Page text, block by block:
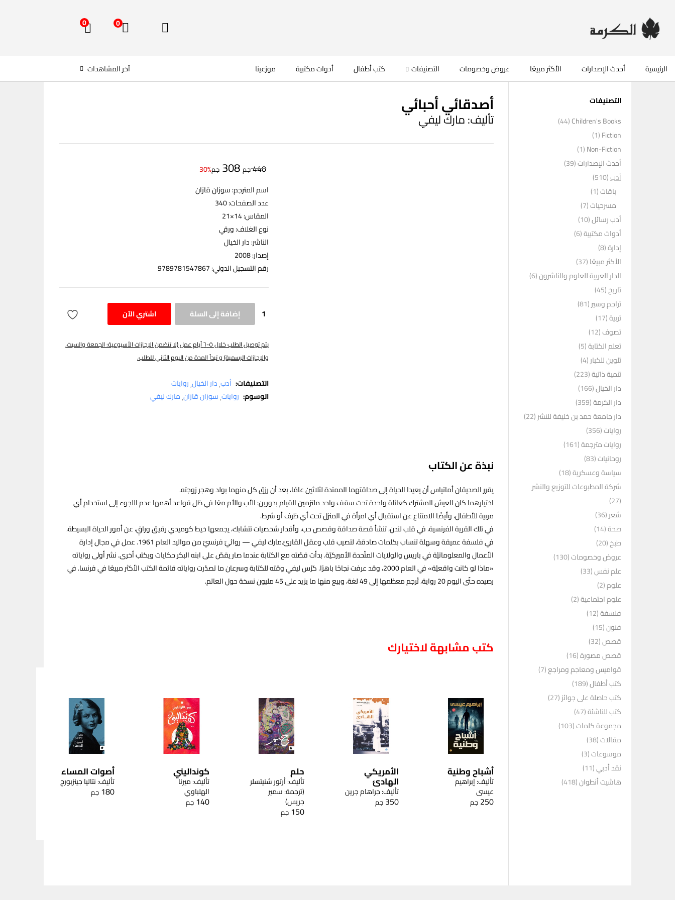
0
0
الرئيسية أحدث الإصدارات الأكثر مبيعًا عروض وخصومات التصنيفات كتب أطفال أدوات مكتبية موزعينا آخر المشاهدات
التصنيفات
Children's Books
(44)
Fiction
(1)
Non-Fiction
(1)
أحدث الإصدارات(39)
أدب(510)
باقات(1)
مسرحيات(7)
أدب رسائل(10)
أدوات مكتبية(6)
إدارة(8)
الأكثر مبيعًا(37)
الدار العربية للعلوم والناشرون(6)
تاريخ(45)
تراجم وسير(81)
تربية(17)
تصوف(12)
تعلم الكتابة(5)
تلوين للكبار(4)
تنمية ذاتية(223)
دار الخيال(166)
دار الكرمة(359)
دار جامعة حمد بن خليفة للنشر(22)
روايات(356)
روايات مترجمة(161)
روحانيات(83)
سياسة وعسكرية(18)
شركة المطبوعات للتوزيع والنشر
(27)
شعر(36)
صحة(14)
طبخ(20)
عروض وخصومات(130)
علم نفس(33)
علوم(2)
علوم اجتماعية(2)
فلسفة(12)
فنون(15)
قصص(32)
قصص مصورة(16)
قواميس ومعاجم ومراجع(7)
كتب أطفال(189)
كتب حاصلة على جوائز(27)
كتب للناشئة(47)
مجموعة كلمات(103)
مقالات(38)
موسوعات(3)
نقد أدبي(11)
هاشيت أنطوان(418)
أصدقائي أحبائي
تأليف: مارك ليفي
440جم 308 جم30%
اسم المترجم: سوزان قازان
عدد الصفحات: 340
المقاس: 14×21
نوع الغلاف: ورقي
الناشر: دار الخيال
إصدار: 2008
رقم التسجيل الدولي: 9789781547867
إضافة إلى السلة اشتري الآن
يتم توصيل الطلب خلال ٥-٦ أيام عمل (لا تتضمن الإجازات الأسبوعية: الجمعة والسبت،
والإجازات الرسمية) و تبدأ المدة من اليوم الثاني للطلب.
التصنيفات: أدب دار الخيال روايات
الوسوم: روايات سوزان قازان مارك ليفي
نبذة عن الكتاب
يقرر الصديقان أماتياس أن يعيدا الحياة إلى صداقتهما الممتدة لثلاثين عامًا، بعد أن رزق كل منهما بولد وهجر زوجته.
اختيارهما كان العيش المشترك كعائلة واحدة تحت سقف واحد ملتزمين القيام بدورين: الأب والأم معًا في ظل قواعد أهمها عدم اللجوء إلى استخدام أي
مربية للأطفال، وأيضًا الامتناع عن استقبال أي امرأة في المنزل تحت أي ظرف أو شرط.
في تلك القرية الفرنسية، في قلب لندن، تنشأ قصة صداقة وقصص حب، وأقدار شخصيات تتشابك، يجمعها خيط كوميدي رقيق وراقٍ، عن أمور الحياة البسيطة،
في فلسفة عميقة وسهلة تنساب بكلمات صادقة، لتصيب قلب وعقل القارئ.مارك ليفي — روائيّ فرنسيّ من مواليد العام 1961. عمل في مجال إدارة
الأعمال والمعلوماتيّة في باريس والولايات المتّحدة الأميركيّة. بدأت قصّته مع الكتابة عندما صار يقصّ على ابنه البكر حكايات ويكتب أخرى. نشر أولى رواياته
«ماذا لو كانت واقعيّة» في العام 2000، وقد عرفت نجاحًا باهرًا. كرّس ليفي وقته للكتابة وسرعان ما تصدّرت رواياته قائمة الكتب الأكثر مبيعًا في فرنسا. في
رصيده حتّى اليوم 20 رواية، تُرجم معظمها إلى 49 لغة، وبيع منها ما يزيد على 45 مليون نسخة حول العالم.
كتب مشابهة لاختيارك
أشباح وطنية
تأليف: إبراهيم
عيسى
250 جم
الأمريكي
الهادئ
تأليف: جراهام جرين
350 جم
حلم
تأليف: أرتور شنيتسلر
(ترجمة: سمير
جريس)
150 جم
كونداليني
تأليف: ميرنا
الهلباوي
140 جم
أصوات المساء
تأليف: نتاليا جينزبورج
180 جم